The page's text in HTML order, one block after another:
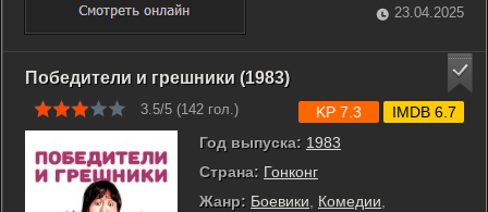
делает всё, чтобы исполнить желания трёх призраков, чтобы
те могли покоиться с ...
23.04.2025
Победители и грешники (1983)
3.5/5 (142 гол.)
Год выпуска: 1983
Страна: Гонконг
Жанр: Боевики Комедии
KP 7.3 IMDB 6.7